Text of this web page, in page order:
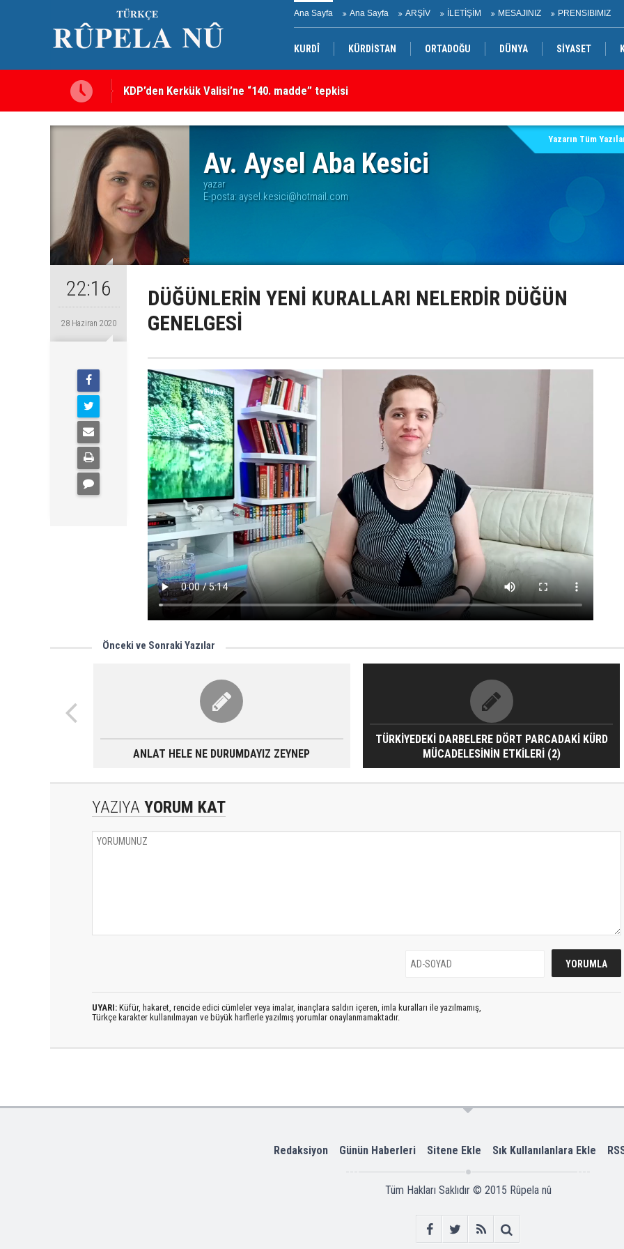
Ana Sayfa Ana Sayfa ARŞİV İLETİŞİM MESAJINIZ PRENSIBIMIZ
KURDÎ KÜRDİSTAN ORTADOĞU DÜNYA SİYASET
KDP’den Kerkük Valisi’ne “140. madde” tepkisi
Av. Aysel Aba Kesici
yazar
E-posta: aysel.kesici@hotmail.com
Yazarın Tüm
22:16
28 Haziran 2020
DÜĞÜNLERİN YENİ KURALLARI NELERDİR DÜĞÜN
GENELGESİ
Önceki ve Sonraki Yazılar
ANLAT HELE NE DURUMDAYIZ ZEYNEP
TÜRKİYEDEKİ DARBELERE DÖRT PARCADAKİ KÜRD
MÜCADELESİNİN ETKİLERİ (2)
YAZIYA YORUM KAT
UYARI: Küfür, hakaret, rencide edici cümleler veya imalar, inançlara saldırı içeren, imla kuralları ile yazılmamış,
Türkçe karakter kullanılmayan ve büyük harflerle yazılmış yorumlar onaylanmamaktadır.
Redaksiyon Günün Haberleri Sitene Ekle Sık Kullanılanlara Ekle
Tüm Hakları Saklıdır © 2015 Rûpela nû